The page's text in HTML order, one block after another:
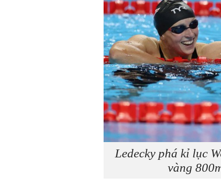
Ledecky phá kỉ lục
vàng